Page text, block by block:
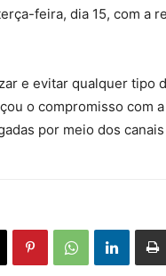
feira, dia 15, com a
e evitar qualquer tipo
o compromisso com
por meio dos